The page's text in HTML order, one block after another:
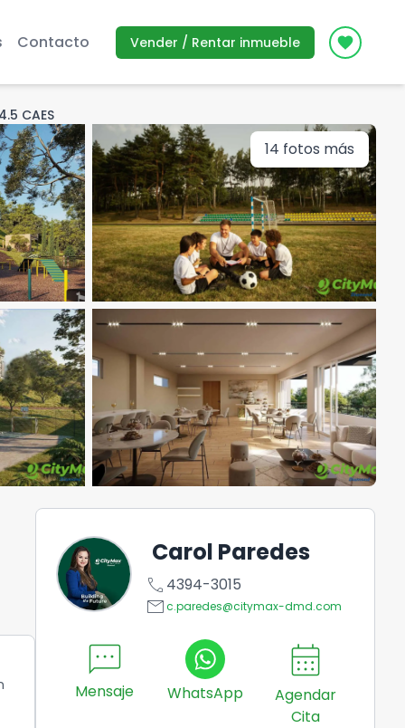
Contacto Vender / Rentar inmueble Icon
CAES
14 fotos más
Carol Paredes
call 4394-3015
emailc.paredes@citymax-dmd.com
sms
Mensaje WhatsApp
calendar_month
Agendar
Cita